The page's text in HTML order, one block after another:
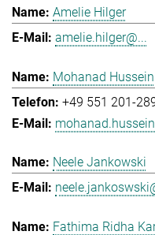
Amelie Hilger
amelie.hilger@...
Mohanad Hussein
+49 551 201-
Neele Jankowski
Fathima Ridha